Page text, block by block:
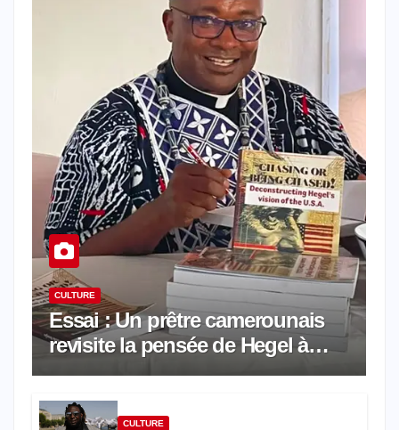
CULTURE
Essai : Un prêtre camerounais
revisite la pensée de Hegel à
travers le rêve américain
CULTURE